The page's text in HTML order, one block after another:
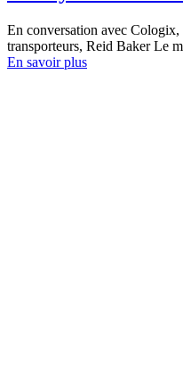
En conversation avec Cologix,
transporteurs, Reid Baker Le
En savoir plus